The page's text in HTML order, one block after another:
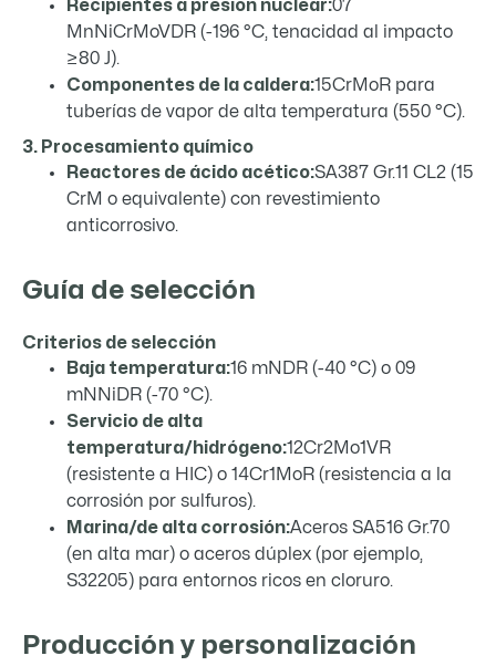
Recipientes a presión nuclear:07
MnNiCrMoVDR (-196 °C, tenacidad al impacto
≥80 J).
Componentes de la caldera:15CrMoR para
tuberías de vapor de alta temperatura (550 °C).
3. Procesamiento químico
Reactores de ácido acético:SA387 Gr.11 CL2 (15
CrM o equivalente) con revestimiento
anticorrosivo.
Guía de selección
Criterios de selección
Baja temperatura:16 mNDR (-40 °C) o 09
mNNiDR (-70 °C).
Servicio de alta
temperatura/hidrógeno:12Cr2Mo1VR
(resistente a HIC) o 14Cr1MoR (resistencia a la
corrosión por sulfuros).
Marina/de alta corrosión:Aceros SA516 Gr.70
(en alta mar) o aceros dúplex (por ejemplo,
S32205) para entornos ricos en cloruro.
Producción y personalización